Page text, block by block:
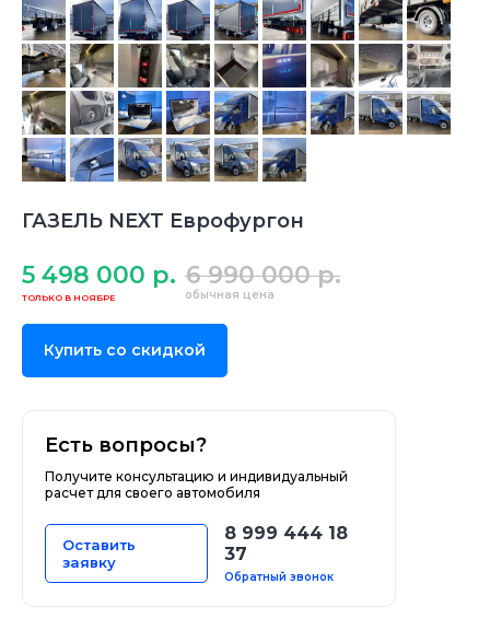
ГАЗЕЛЬ NEXT Еврофургон
5 498 000 р. 6 990 000 р.
Купить со скидкой
Есть вопросы?
Получите консультацию и индивидуальный
расчет для своего автомобиля
Оставить
заявку
8 999 444 18
37
Обратный звонок